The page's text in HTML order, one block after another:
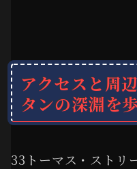
アクセスと周
タンの深淵を
33トーマス・ストリ